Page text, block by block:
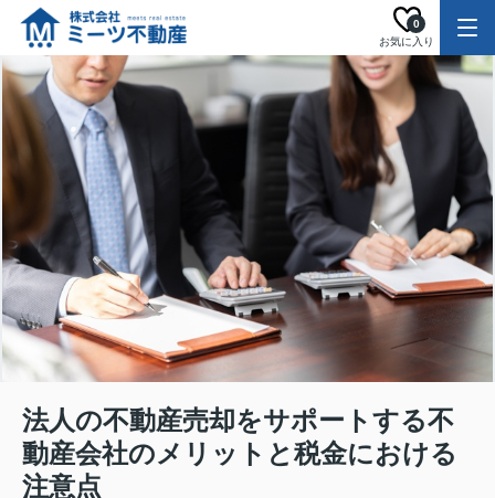
お気に入り
0
法人の不動産売却をサポートする不
動産会社のメリットと税金における
注意点